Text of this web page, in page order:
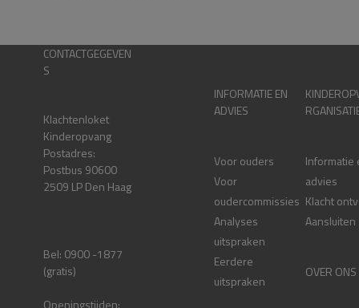
CONTACTGEGEVEN
S
Klachtenloket
Kinderopvang
Postadres:
Postbus 90600
2509 LP Den Haag
Bel: 0900 -1877
(gratis)
Openingstijden:
INFORMATIE EN
ADVIES
Voor ouders
Voor
oudercommissies
Analyses
uitspraken
Eerdere
uitspraken
Informatie
advies
Klacht
Aansluiten
OVER ONS